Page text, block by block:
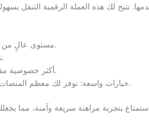
أمان كبير: توفر عمليات الدفع بواسطة USDT مستوى عالٍ من الأمان.
نقل سريع: عمليات الإيداع والسحب تكون فورية تقريبًا.
خصوصية: تعد معاملات USDT أكثر خصوصية مقارنة بالطرق التقليدية.
خيارات واسعة: توفر لك معظم المنصات خيارات متعددة للمراهنة على أحداث رياضية متنوعة.